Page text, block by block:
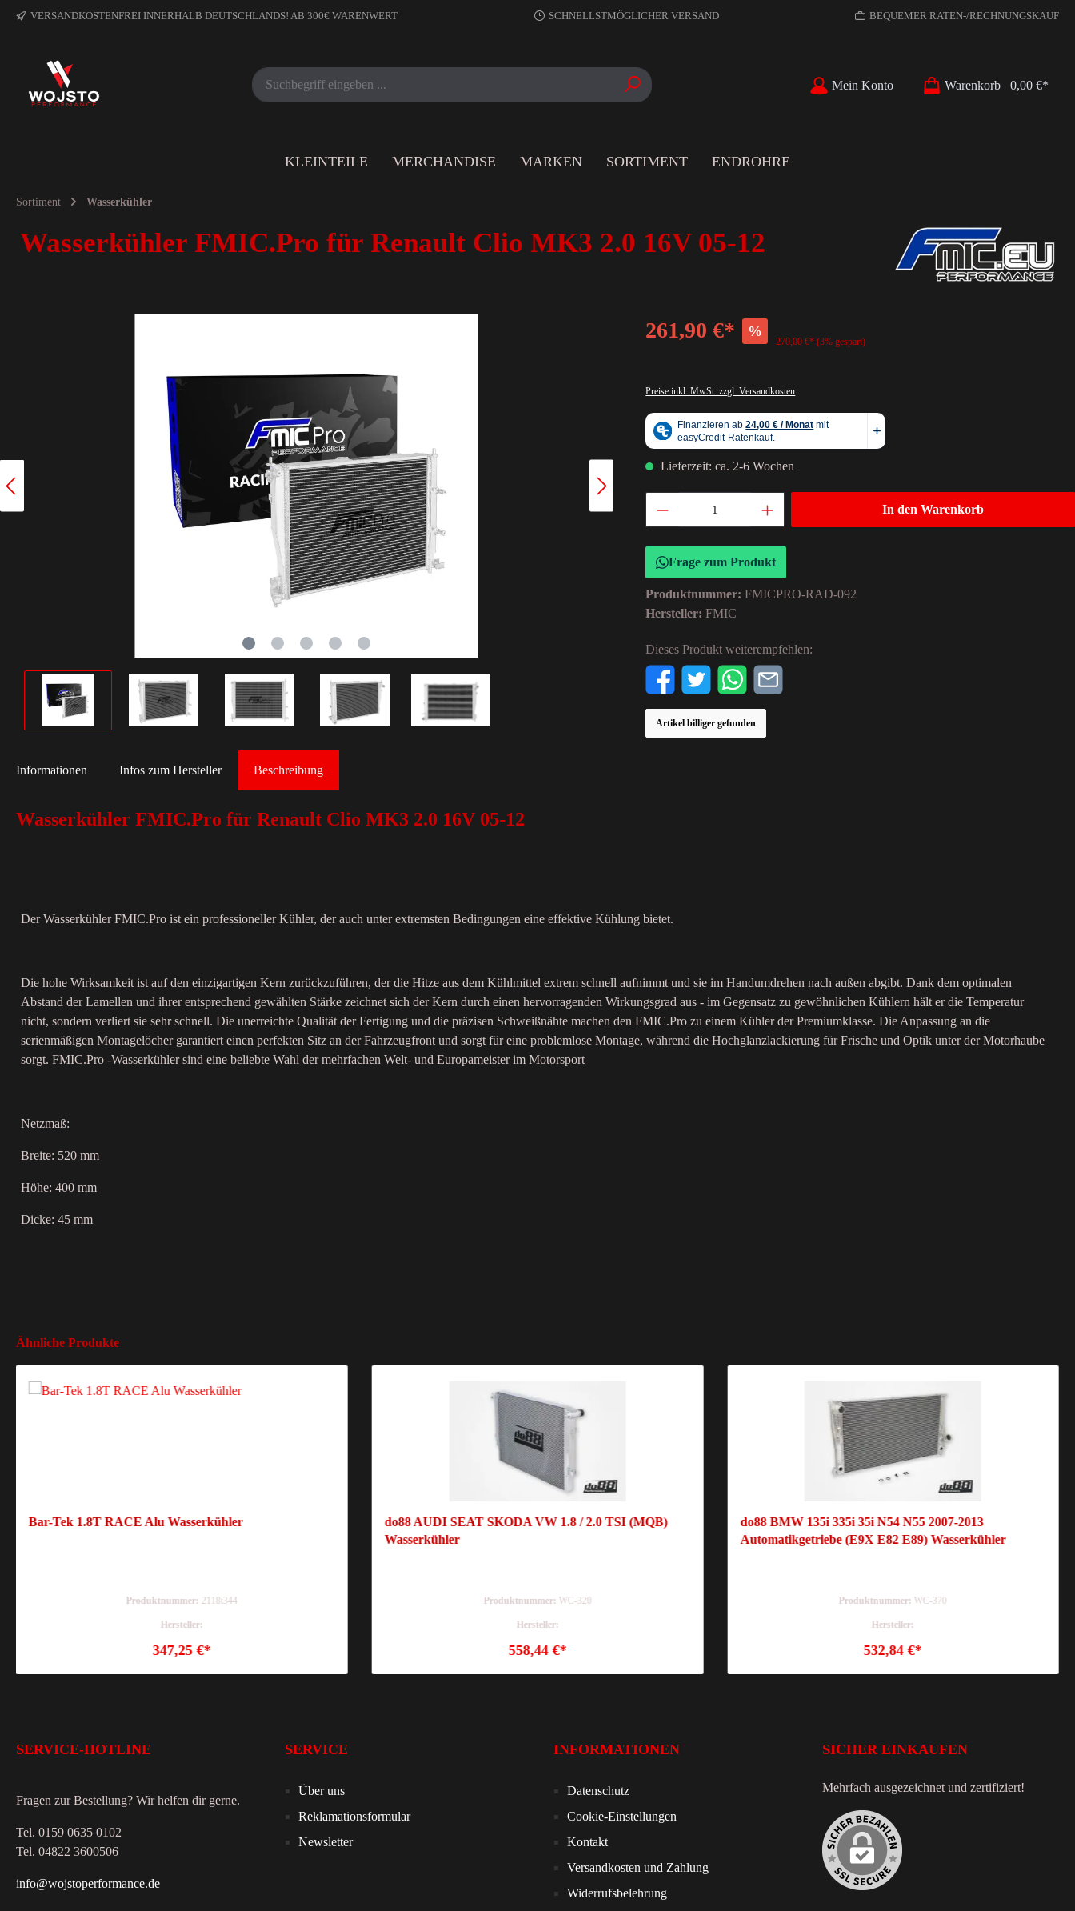
VERSANDKOSTENFREI INNERHALB DEUTSCHLANDS! AB 300€ WARENWERT SCHNELLSTMÖGLICHER VERSAND BEQUEMER RATEN-/RECHNUNGSKAUF
Mein Konto Warenkorb 0,00 €*
KLEINTEILE MERCHANDISE MARKEN SORTIMENT ENDROHRE
Sortiment Wasserkühler
Wasserkühler FMIC.Pro für Renault Clio MK3 2.0 16V 05-12
261,90 €* %
270,00 €* (3% gespart)
Preise inkl. MwSt. zzgl. Versandkosten
Lieferzeit: ca. 2-6 Wochen
In den Warenkorb
Frage zum Produkt
Produktnummer:FMICPRO-RAD-092
Hersteller:FMIC
Dieses Produkt weiterempfehlen:
Artikel billiger gefunden
Beschreibung
Informationen Infos zum Hersteller
Wasserkühler FMIC.Pro für Renault Clio MK3 2.0 16V 05-12
Der Wasserkühler FMIC.Pro ist ein professioneller Kühler, der auch unter extremsten Bedingungen eine effektive Kühlung bietet.
Die hohe Wirksamkeit ist auf den einzigartigen Kern zurückzuführen, der die Hitze aus dem Kühlmittel extrem schnell aufnimmt und sie im Handumdrehen nach außen abgibt. Dank dem optimalen
Abstand der Lamellen und ihrer entsprechend gewählten Stärke zeichnet sich der Kern durch einen hervorragenden Wirkungsgrad aus - im Gegensatz zu gewöhnlichen Kühlern hält er die Temperatur
nicht, sondern verliert sie sehr schnell. Die unerreichte Qualität der Fertigung und die präzisen Schweißnähte machen den FMIC.Pro zu einem Kühler der Premiumklasse. Die Anpassung an die
serienmäßigen Montagelöcher garantiert einen perfekten Sitz an der Fahrzeugfront und sorgt für eine problemlose Montage, während die Hochglanzlackierung für Frische und Optik unter der Motorhaube
sorgt. FMIC.Pro -Wasserkühler sind eine beliebte Wahl der mehrfachen Welt- und Europameister im Motorsport
Netzmaß:
Breite: 520 mm
Höhe: 400 mm
Dicke: 45 mm
Ähnliche Produkte
Bar-Tek 1.8T RACE Alu Wasserkühler
Produktnummer: 2118t344
Hersteller:
347,25 €*
do88 AUDI SEAT SKODA VW 1.8 / 2.0 TSI (MQB)
Wasserkühler
Produktnummer: WC-320
Hersteller:
558,44 €*
do88 BMW 135i 335i 35i N54 N55 2007-2013
Automatikgetriebe (E9X E82 E89) Wasserkühler
Produktnummer:WC-370
Hersteller:
532,84 €*
SERVICE-HOTLINE
Fragen zur Bestellung? Wir helfen dir gerne.
Tel. 0159 0635 0102
Tel. 04822 3600506
info@wojstoperformance.de
SERVICE
Über uns
Reklamationsformular
Newsletter
INFORMATIONEN
Datenschutz
Cookie-Einstellungen
Kontakt
Versandkosten und Zahlung
Widerrufsbelehrung
SICHER EINKAUFEN
Mehrfach ausgezeichnet und zertifiziert!